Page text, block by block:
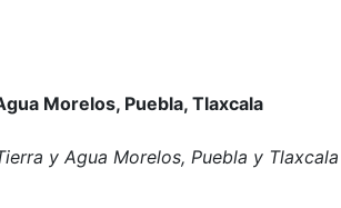
Morelos, Puebla, Tlaxcala
y Agua Morelos, Puebla y Tlaxcala